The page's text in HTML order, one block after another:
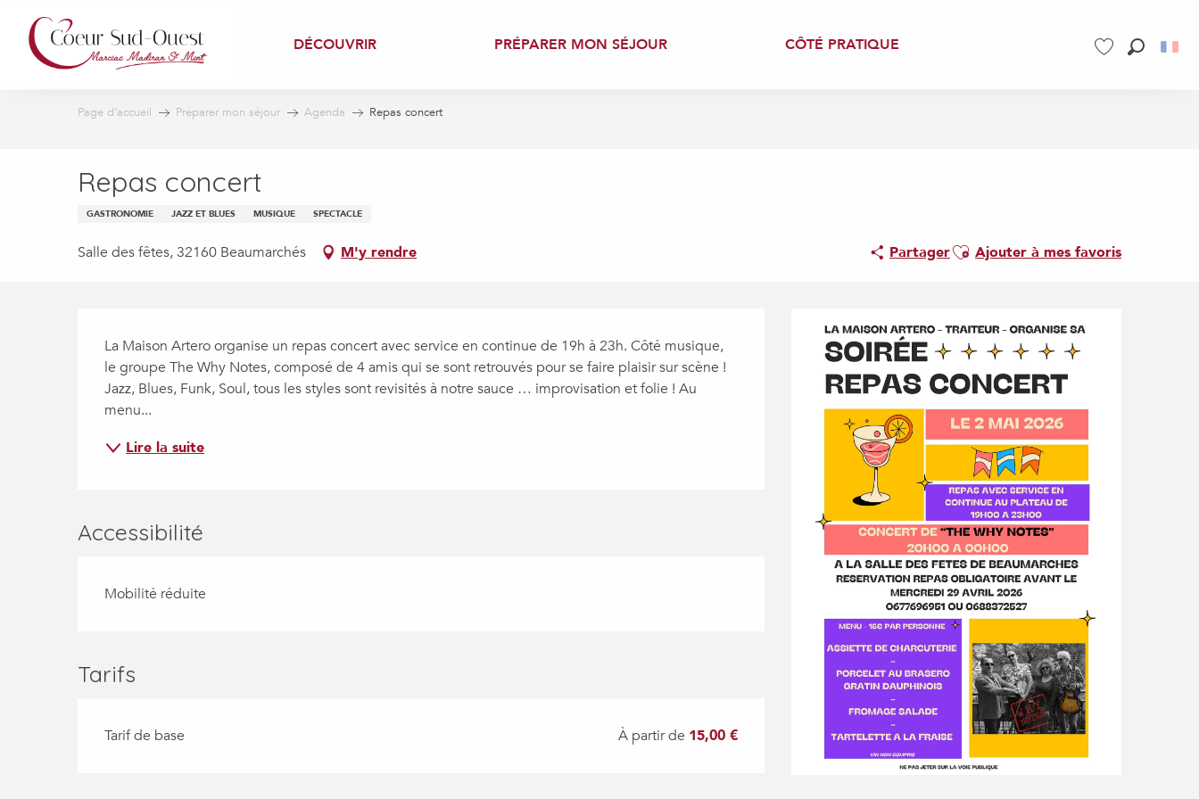
contenu
principal
DÉCOUVRIR PRÉPARER MON SÉJOUR CÔTÉ PRATIQUE
Page d’accueil Préparer mon séjour Agenda Repas concert
Repas concert
GASTRONOMIE JAZZ ET BLUES MUSIQUE SPECTACLE
Salle des fêtes, 32160 Beaumarchés M'y rendre PartagerAjouter aux favoris
Ajouter à mes favoris
Description
La Maison Artero organise un repas concert avec service en continue de 19h à 23h. Côté musique,
le groupe The Why Notes, composé de 4 amis qui se sont retrouvés pour se faire plaisir sur scène !
Jazz, Blues, Funk, Soul, tous les styles sont revisités à notre sauce … improvisation et folie ! Au
menu...
Lire la suite
Accessibilité
Mobilité réduite
Tarifs
Tarif de base À partir de 15,00 €